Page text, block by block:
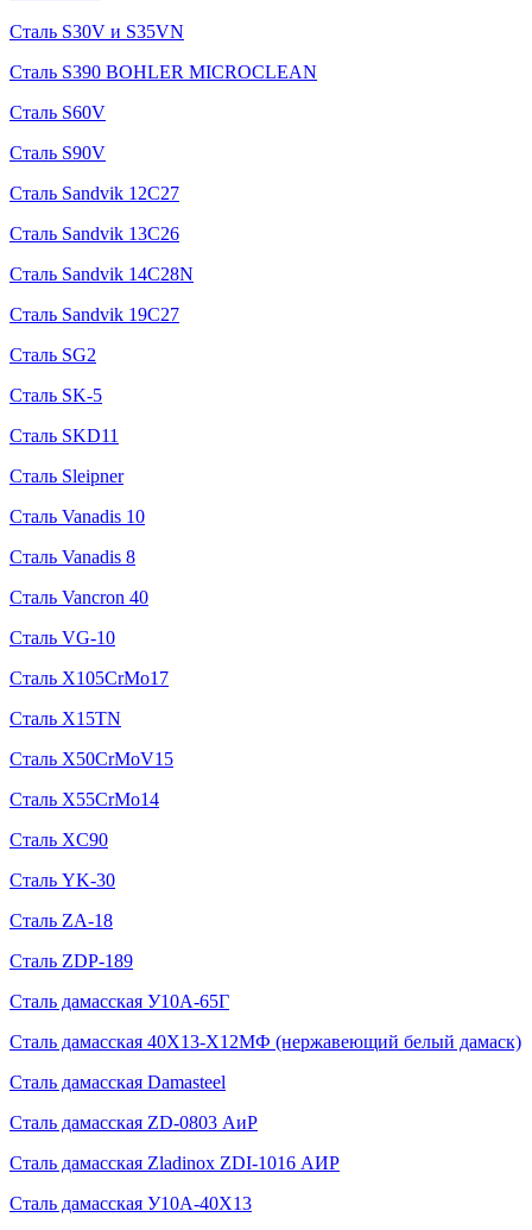
Сталь S30V и S35VN
Сталь S390 BOHLER MICROCLEAN
Сталь S60V
Сталь S90V
Сталь Sandvik 12C27
Сталь Sandvik 13C26
Сталь Sandvik 14C28N
Сталь Sandvik 19C27
Сталь SG2
Сталь SK-5
Сталь SKD11
Сталь Sleipner
Сталь Vanadis 10
Сталь Vanadis 8
Сталь Vancron 40
Сталь VG-10
Сталь X105CrMo17
Сталь X15TN
Сталь X50CrMoV15
Сталь X55CrMo14
Сталь XC90
Сталь YK-30
Сталь ZA-18
Сталь ZDP-189
Сталь дамасская У10А-65Г
Сталь дамасская 40Х13-Х12МФ (нержавеющий белый дамаск)
Сталь дамасская Damasteel
Сталь дамасская ZD-0803 АиР
Сталь дамасская Zladinox ZDI-1016 АИР
Сталь дамасская У10А-40Х13